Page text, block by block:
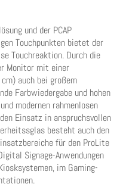
und der PCAP
Touchpunkten bietet der
Touchreaktion. Durch die
Monitor mit einer
auch bei großem
Farbwiedergabe und hohen
modernen rahmenlosen
Einsatz in anspruchsvollen
besteht auch den
für den ProLite
Signage-Anwendungen
im Gaming-